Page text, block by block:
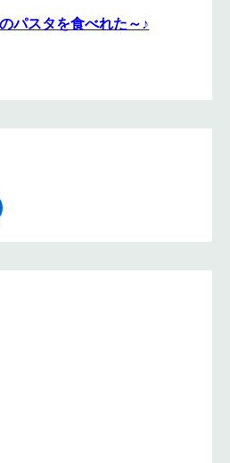
パスタを食べれた～♪